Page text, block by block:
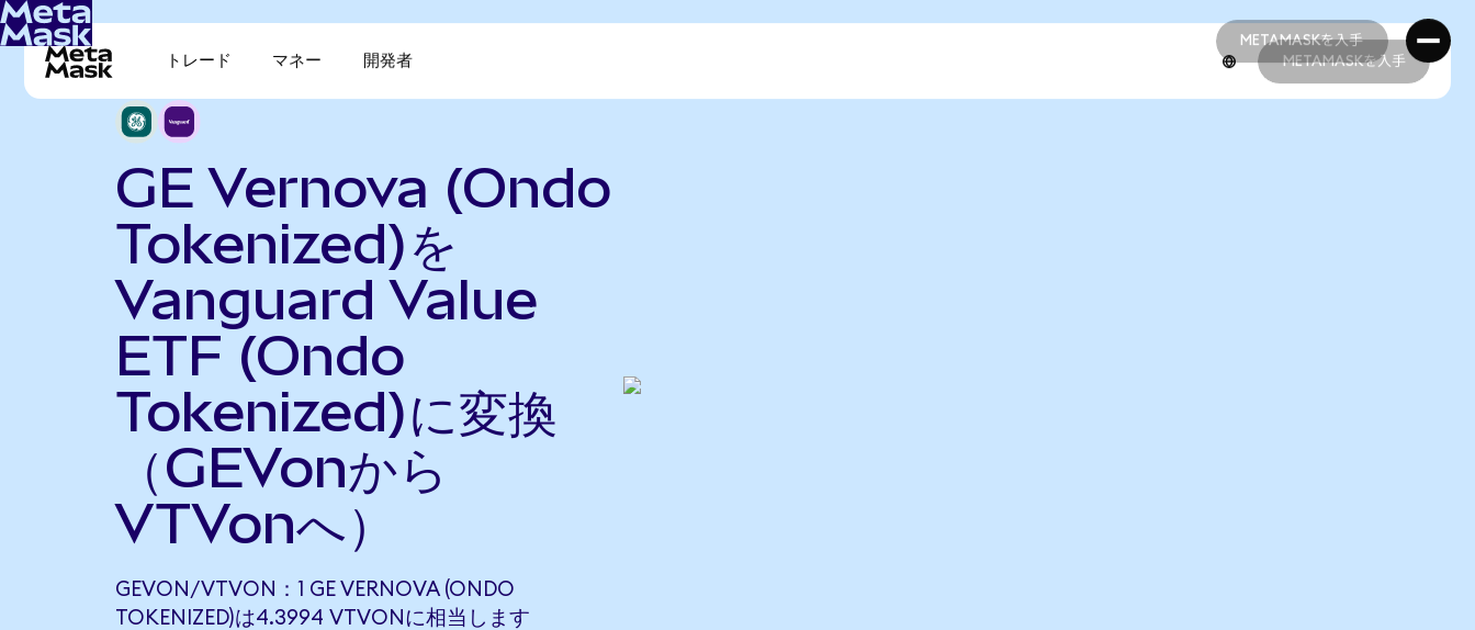
METAMASKを入手
METAMASKを入手
トレード マネー 開発者 METAMASKを入手
GE Vernova (Ondo
Tokenized)を
Vanguard Value
ETF (Ondo
Tokenized)に変換
（GEVonから
VTVonへ）
GEVON/VTVON：1 GE VERNOVA (ONDO
TOKENIZED)は4.3994 VTVONに相当します